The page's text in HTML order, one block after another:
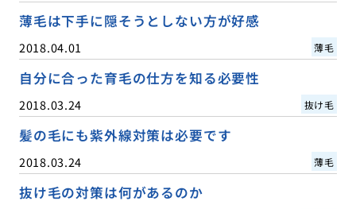
薄毛は下手に隠そうとしない方が好感
2018.04.01 薄毛
自分に合った育毛の仕方を知る必要性
2018.03.24 抜け毛
髪の毛にも紫外線対策は必要です
2018.03.24 薄毛
抜け毛の対策は何があるのか